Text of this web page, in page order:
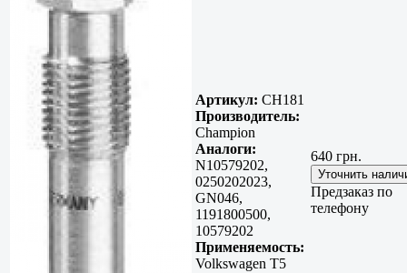
Артикул: CH181
Производитель:
Champion
Аналоги:
N10579202,
0250202023,
GN046,
1191800500,
10579202
Применяемость:
Volkswagen T5
640 грн.
Предзаказ по
телефону